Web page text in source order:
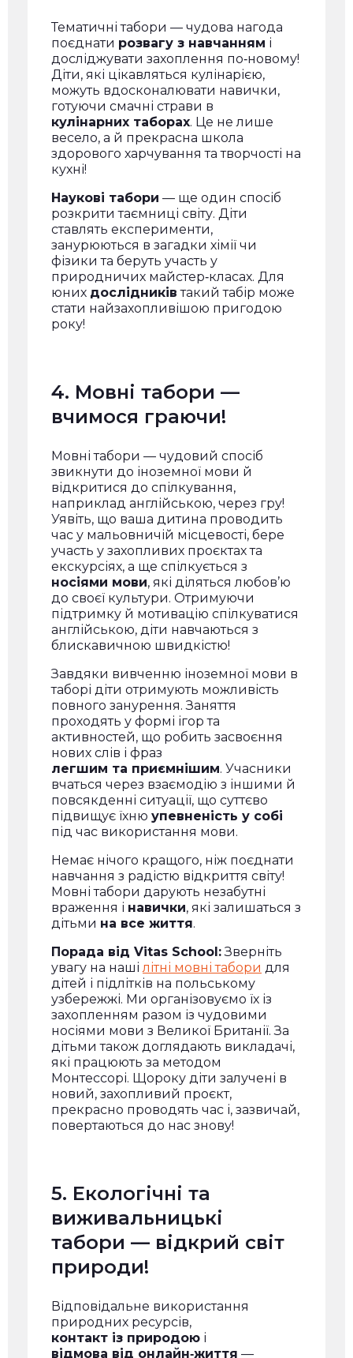
Тематичні табори — чудова нагода
поєднати розвагу з навчанням і
досліджувати захоплення по‑новому!
Діти, які цікавляться кулінарією,
можуть вдосконалювати навички,
готуючи смачні страви в
кулінарних таборах. Це не лише
весело, а й прекрасна школа
здорового харчування та творчості на
кухні!
Наукові табори — ще один спосіб
розкрити таємниці світу. Діти
ставлять експерименти,
занурюються в загадки хімії чи
фізики та беруть участь у
природничих майстер‑класах. Для
юних дослідників такий табір може
стати найзахопливішою пригодою
року!
4. Мовні табори —
вчимося граючи!
Мовні табори — чудовий спосіб
звикнути до іноземної мови й
відкритися до спілкування,
наприклад англійською, через гру!
Уявіть, що ваша дитина проводить
час у мальовничій місцевості, бере
участь у захопливих проєктах та
екскурсіях, а ще спілкується з
носіями мови, які діляться любов’ю
до своєї культури. Отримуючи
підтримку й мотивацію спілкуватися
англійською, діти навчаються з
блискавичною швидкістю!
Завдяки вивченню іноземної мови в
таборі діти отримують можливість
повного занурення. Заняття
проходять у формі ігор та
активностей, що робить засвоєння
нових слів і фраз
легшим та приємнішим. Учасники
вчаться через взаємодію з іншими й
повсякденні ситуації, що суттєво
підвищує їхню упевненість у собі
під час використання мови.
Немає нічого кращого, ніж поєднати
навчання з радістю відкриття світу!
Мовні табори дарують незабутні
враження і навички, які залишаться з
дітьми на все життя.
Порада від Vitas School:Зверніть
увагу на нашілітні мовні табори для
дітей і підлітків на польському
узбережжі. Ми організовуємо їх із
захопленням разом із чудовими
носіями мови з Великої Британії. За
дітьми також доглядають викладачі,
які працюють за методом
Монтессорі. Щороку діти залучені в
новий, захопливий проєкт,
прекрасно проводять час і, зазвичай,
повертаються до нас знову!
5. Екологічні та
виживальницькі
табори — відкрий світ
природи!
Відповідальне використання
природних ресурсів,
контакт із природою і
відмова від онлайн‑життя —